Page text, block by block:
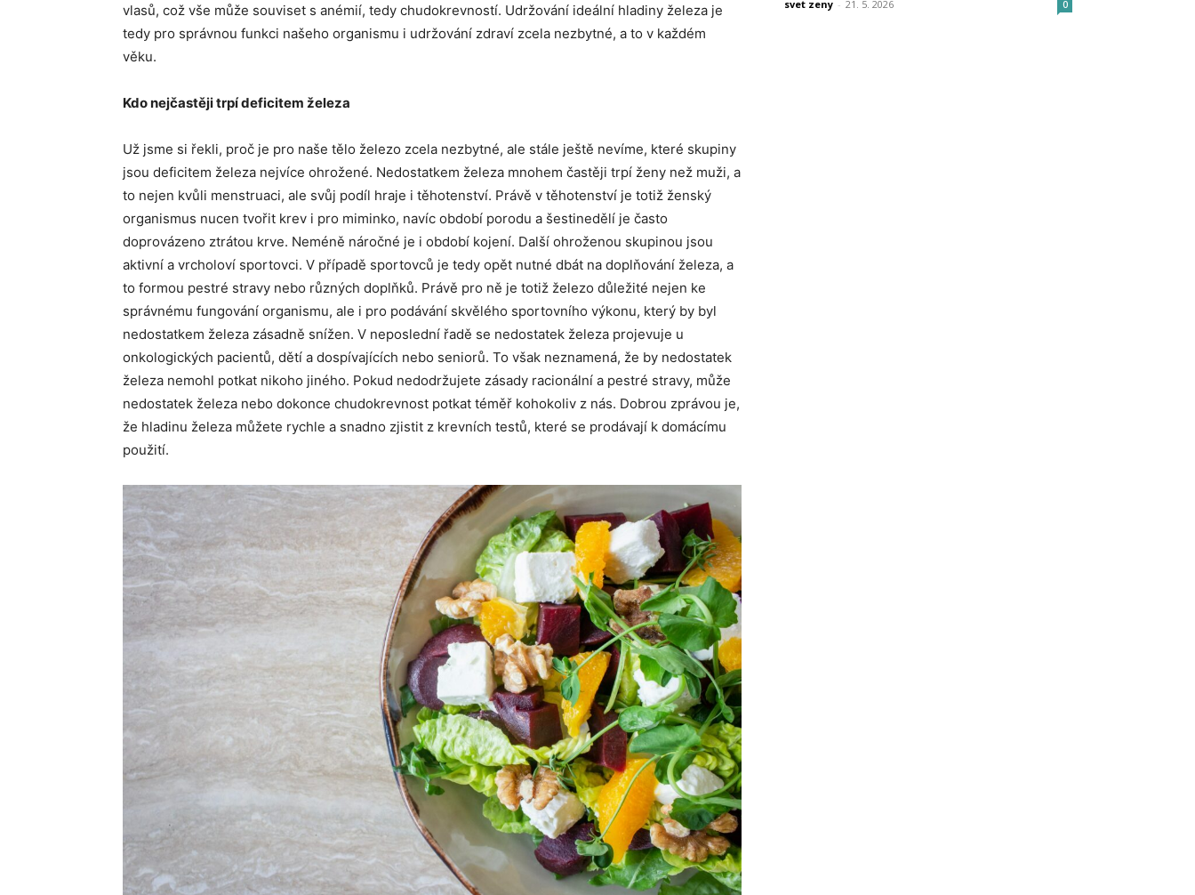
vlasů, což vše může souviset s anémií, tedy chudokrevností. Udržování ideální hladiny železa je
tedy pro správnou funkci našeho organismu i udržování zdraví zcela nezbytné, a to v každém
věku.
Kdo nejčastěji trpí deficitem železa
Už jsme si řekli, proč je pro naše tělo železo zcela nezbytné, ale stále ještě nevíme, které skupiny
jsou deficitem železa nejvíce ohrožené. Nedostatkem železa mnohem častěji trpí ženy než muži, a
to nejen kvůli menstruaci, ale svůj podíl hraje i těhotenství. Právě v těhotenství je totiž ženský
organismus nucen tvořit krev i pro miminko, navíc období porodu a šestinedělí je často
doprovázeno ztrátou krve. Neméně náročné je i období kojení. Další ohroženou skupinou jsou
aktivní a vrcholoví sportovci. V případě sportovců je tedy opět nutné dbát na doplňování železa, a
to formou pestré stravy nebo různých doplňků. Právě pro ně je totiž železo důležité nejen ke
správnému fungování organismu, ale i pro podávání skvělého sportovního výkonu, který by byl
nedostatkem železa zásadně snížen. V neposlední řadě se nedostatek železa projevuje u
onkologických pacientů, dětí a dospívajících nebo seniorů. To však neznamená, že by nedostatek
železa nemohl potkat nikoho jiného. Pokud nedodržujete zásady racionální a pestré stravy, může
nedostatek železa nebo dokonce chudokrevnost potkat téměř kohokoliv z nás. Dobrou zprávou je,
že hladinu železa můžete rychle a snadno zjistit z krevních testů, které se prodávají k domácímu
použití.
svet zeny - 21. 5. 2026 0